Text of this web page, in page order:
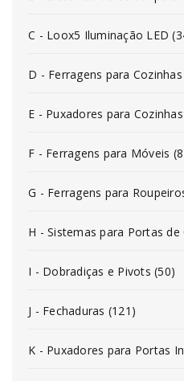
C - Loox5 Iluminação LED
D - Ferragens para
E - Puxadores para
F - Ferragens para Móveis
G - Ferragens para
H - Sistemas para Portas de
I - Dobradiças e Pivots (50)
J - Fechaduras (121)
K - Puxadores para Portas